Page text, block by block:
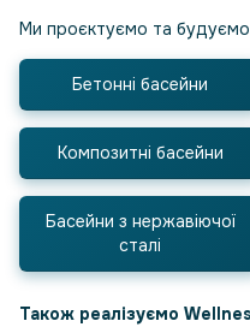
Ми проєктуємо та будуємо
Бетонні басейни
Композитні басейни
Басейни з нержавіючої
сталі
Також реалізуємо